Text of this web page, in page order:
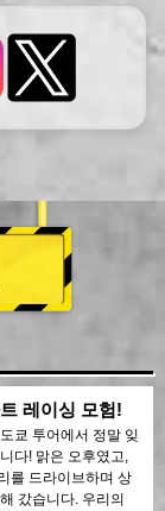
레이싱 모험!
쿄 투어에서 정말 잊
다! 맑은 오후였고,
를 드라이브하며 상
갔습니다. 우리의